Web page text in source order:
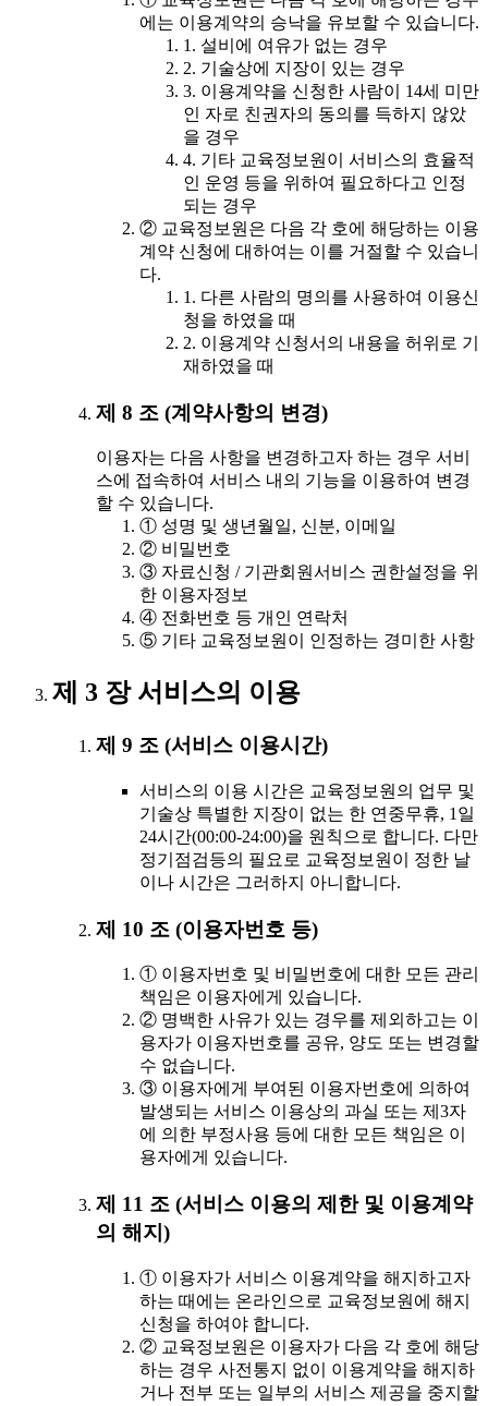
에는 이용계약의 승낙을 유보할 수 있습니다.
1. 설비에 여유가 없는 경우
2. 기술상에 지장이 있는 경우
3. 이용계약을 신청한 사람이 14세 미만
인 자로 친권자의 동의를 득하지 않았
을 경우
4. 기타 교육정보원이 서비스의 효율적
인 운영 등을 위하여 필요하다고 인정
되는 경우
② 교육정보원은 다음 각 호에 해당하는 이용
계약 신청에 대하여는 이를 거절할 수 있습니
다.
1. 다른 사람의 명의를 사용하여 이용신
청을 하였을 때
2. 이용계약 신청서의 내용을 허위로 기
재하였을 때
제 8 조 (계약사항의 변경)
이용자는 다음 사항을 변경하고자 하는 경우 서비
스에 접속하여 서비스 내의 기능을 이용하여 변경
할 수 있습니다.
① 성명 및 생년월일, 신분, 이메일
② 비밀번호
③ 자료신청 / 기관회원서비스 권한설정을 위
한 이용자정보
④ 전화번호 등 개인 연락처
⑤ 기타 교육정보원이 인정하는 경미한 사항
제 3 장 서비스의 이용
제 9 조 (서비스 이용시간)
서비스의 이용 시간은 교육정보원의 업무 및
기술상 특별한 지장이 없는 한 연중무휴, 1일
24시간(00:00-24:00)을 원칙으로 합니다. 다만
정기점검등의 필요로 교육정보원이 정한 날
이나 시간은 그러하지 아니합니다.
제 10 조 (이용자번호 등)
① 이용자번호 및 비밀번호에 대한 모든 관리
책임은 이용자에게 있습니다.
② 명백한 사유가 있는 경우를 제외하고는 이
용자가 이용자번호를 공유, 양도 또는 변경할
수 없습니다.
③ 이용자에게 부여된 이용자번호에 의하여
발생되는 서비스 이용상의 과실 또는 제3자
에 의한 부정사용 등에 대한 모든 책임은 이
용자에게 있습니다.
제 11 조 (서비스 이용의 제한 및 이용계약
의 해지)
① 이용자가 서비스 이용계약을 해지하고자
하는 때에는 온라인으로 교육정보원에 해지
신청을 하여야 합니다.
② 교육정보원은 이용자가 다음 각 호에 해당
하는 경우 사전통지 없이 이용계약을 해지하
거나 전부 또는 일부의 서비스 제공을 중지할